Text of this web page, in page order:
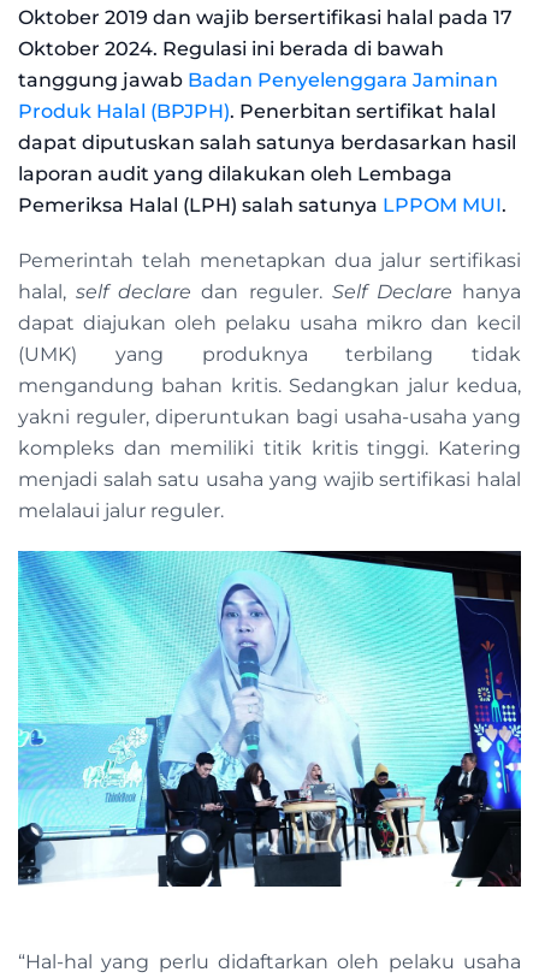
Oktober 2019 dan wajib bersertifikasi halal pada 17
Oktober 2024. Regulasi ini berada di bawah
tanggung jawab Badan Penyelenggara Jaminan
Produk Halal (BPJPH). Penerbitan sertifikat halal
dapat diputuskan salah satunya berdasarkan hasil
laporan audit yang dilakukan oleh Lembaga
Pemeriksa Halal (LPH) salah satunya LPPOM MUI.
Pemerintah telah menetapkan dua jalur sertifikasi
halal,self declare dan reguler. Self Declare hanya
dapat diajukan oleh pelaku usaha mikro dan kecil
(UMK) yang produknya terbilang tidak
mengandung bahan kritis. Sedangkan jalur kedua,
yakni reguler, diperuntukan bagi usaha-usaha yang
kompleks dan memiliki titik kritis tinggi. Katering
menjadi salah satu usaha yang wajib sertifikasi halal
melalaui jalur reguler.
“Hal-hal yang perlu didaftarkan oleh pelaku usaha